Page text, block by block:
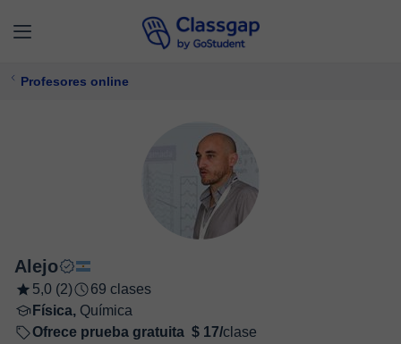
Profesores online
Alejo
5,0 (2)
69 clases
Física, Química
Ofrece prueba gratuita $ 17/clase